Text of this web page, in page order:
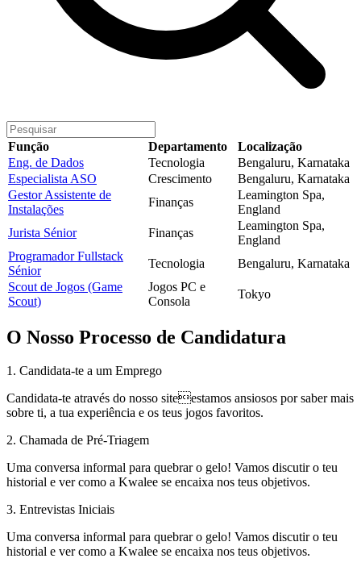
Função Departamento
Localização
Eng. de Dados
Tecnologia
Bengaluru, Karnataka
Especialista ASO
Crescimento
Bengaluru, Karnataka
Gestor Assistente de
Instalações
Finanças
Leamington Spa,
England
Jurista Sénior
Finanças
Leamington Spa,
England
Programador Fullstack
Sénior
Tecnologia
Bengaluru, Karnataka
Scout de Jogos (Game
Scout)
Jogos PC e
Consola
Tokyo
O Nosso Processo de Candidatura
1. Candidata-te a um Emprego
Candidata-te através do nosso siteestamos ansiosos por saber mais
sobre ti, a tua experiência e os teus jogos favoritos.
2. Chamada de Pré-Triagem
Uma conversa informal para quebrar o gelo! Vamos discutir o teu
historial e ver como a Kwalee se encaixa nos teus objetivos.
3. Entrevistas Iniciais
Uma conversa informal para quebrar o gelo! Vamos discutir o teu
historial e ver como a Kwalee se encaixa nos teus objetivos.